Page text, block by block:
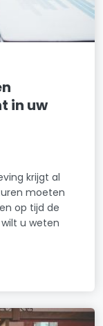
in uw
krijgt al
moeten
op tijd de
u weten